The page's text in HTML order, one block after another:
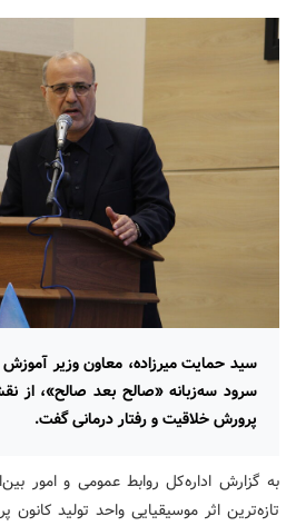
سید حمایت میرزاده، معاون وزیر
سرود سه‌زبانه «صالح بعد صالح»، از
پرورش خلاقیت و رفتار درمانی گفت.
به گزارش اداره‌کل روابط عمومی و امور
تازه‌ترین اثر موسیقیایی واحد تولید